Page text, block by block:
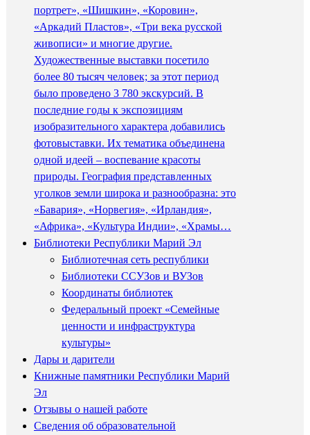
портрет», «Шишкин», «Коровин»,
«Аркадий Пластов», «Три века русской
живописи» и многие другие.
Художественные выставки посетило
более 80 тысяч человек; за этот период
было проведено 3 780 экскурсий. В
последние годы к экспозициям
изобразительного характера добавились
фотовыставки. Их тематика объединена
одной идеей – воспевание красоты
природы. География представленных
уголков земли широка и разнообразна: это
«Бавария», «Норвегия», «Ирландия»,
«Африка», «Культура Индии», «Храмы…
Библиотеки Республики Марий Эл
Библиотечная сеть республики
Библиотеки ССУЗов и ВУЗов
Координаты библиотек
Федеральный проект «Семейные
ценности и инфраструктура
культуры»
Дары и дарители
Книжные памятники Республики Марий
Эл
Отзывы о нашей работе
Сведения об образовательной